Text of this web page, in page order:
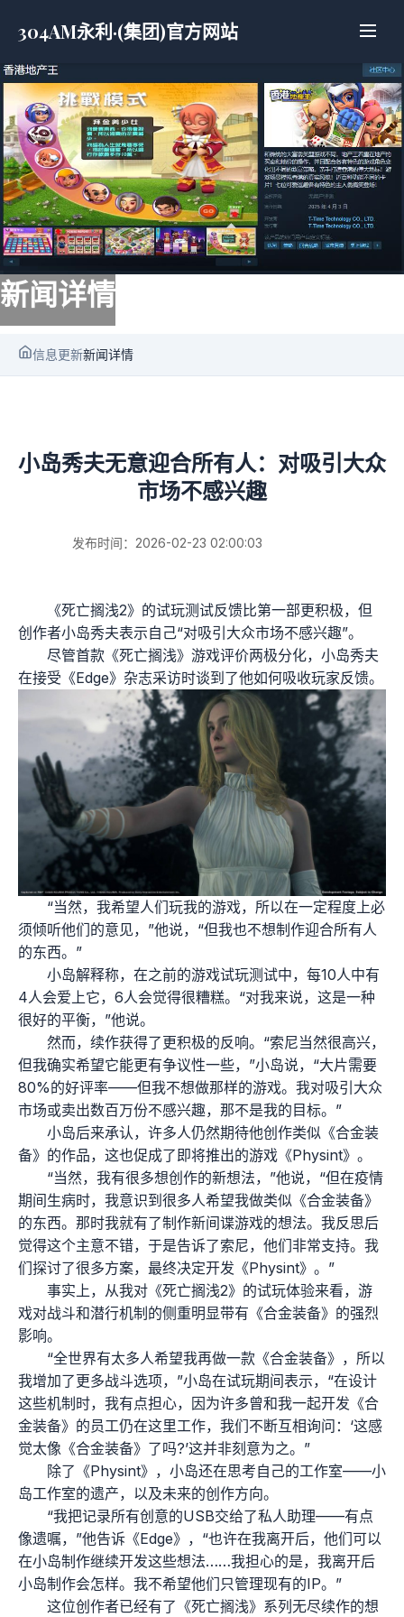
304AM永利·(集团)官方网站
新闻详情
信息更新新闻详情
小岛秀夫无意迎合所有人：对吸引大众
市场不感兴趣
发布时间：2026-02-23 02:00:03
《死亡搁浅2》的试玩测试反馈比第一部更积极，但
创作者小岛秀夫表示自己“对吸引大众市场不感兴趣”。
尽管首款《死亡搁浅》游戏评价两极分化，小岛秀夫
在接受《Edge》杂志采访时谈到了他如何吸收玩家反馈。
“当然，我希望人们玩我的游戏，所以在一定程度上必
须倾听他们的意见，”他说，“但我也不想制作迎合所有人
的东西。”
小岛解释称，在之前的游戏试玩测试中，每10人中有
4人会爱上它，6人会觉得很糟糕。“对我来说，这是一种
很好的平衡，”他说。
然而，续作获得了更积极的反响。“索尼当然很高兴，
但我确实希望它能更有争议性一些，”小岛说，“大片需要
80%的好评率——但我不想做那样的游戏。我对吸引大众
市场或卖出数百万份不感兴趣，那不是我的目标。”
小岛后来承认，许多人仍然期待他创作类似《合金装
备》的作品，这也促成了即将推出的游戏《Physint》。
“当然，我有很多想创作的新想法，”他说，“但在疫情
期间生病时，我意识到很多人希望我做类似《合金装备》
的东西。那时我就有了制作新间谍游戏的想法。我反思后
觉得这个主意不错，于是告诉了索尼，他们非常支持。我
们探讨了很多方案，最终决定开发《Physint》。”
事实上，从我对《死亡搁浅2》的试玩体验来看，游
戏对战斗和潜行机制的侧重明显带有《合金装备》的强烈
影响。
“全世界有太多人希望我再做一款《合金装备》，所以
我增加了更多战斗选项，”小岛在试玩期间表示，“在设计
这些机制时，我有点担心，因为许多曾和我一起开发《合
金装备》的员工仍在这里工作，我们不断互相询问：‘这感
觉太像《合金装备》了吗?’这并非刻意为之。”
除了《Physint》，小岛还在思考自己的工作室——小
岛工作室的遗产，以及未来的创作方向。
“我把记录所有创意的USB交给了私人助理——有点
像遗嘱，”他告诉《Edge》，“也许在我离开后，他们可以
在小岛制作继续开发这些想法……我担心的是，我离开后
小岛制作会怎样。我不希望他们只管理现有的IP。”
这位创作者已经有了《死亡搁浅》系列无尽续作的想